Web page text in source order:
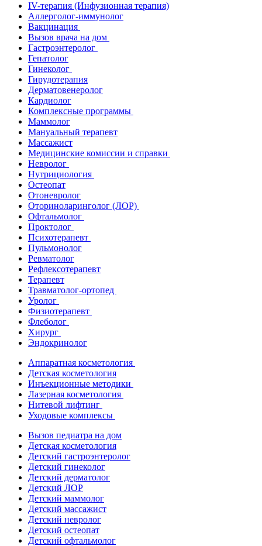
IV-терапия (Инфузионная терапия)
Аллерголог-иммунолог
Вакцинация
Вызов врача на дом
Гастроэнтеролог
Гепатолог
Гинеколог
Гирудотерапия
Дерматовенеролог
Кардиолог
Комплексные программы
Маммолог
Мануальный терапевт
Массажист
Медицинские комиссии и справки
Невролог
Нутрициология
Остеопат
Отоневролог
Оториноларинголог (ЛОР)
Офтальмолог
Проктолог
Психотерапевт
Пульмонолог
Ревматолог
Рефлексотерапевт
Терапевт
Травматолог-ортопед
Уролог
Физиотерапевт
Флеболог
Хирург
Эндокринолог
Аппаратная косметология
Детская косметология
Инъекционные методики
Лазерная косметология
Нитевой лифтинг
Уходовые комплексы
Вызов педиатра на дом
Детская косметология
Детский гастроэнтеролог
Детский гинеколог
Детский дерматолог
Детский ЛОР
Детский маммолог
Детский массажист
Детский невролог
Детский остеопат
Детский офтальмолог